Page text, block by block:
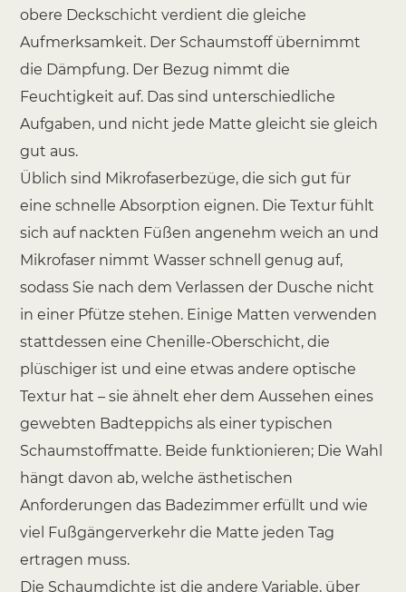
obere Deckschicht verdient die gleiche
Aufmerksamkeit. Der Schaumstoff übernimmt
die Dämpfung. Der Bezug nimmt die
Feuchtigkeit auf. Das sind unterschiedliche
Aufgaben, und nicht jede Matte gleicht sie gleich
gut aus.
Üblich sind Mikrofaserbezüge, die sich gut für
eine schnelle Absorption eignen. Die Textur fühlt
sich auf nackten Füßen angenehm weich an und
Mikrofaser nimmt Wasser schnell genug auf,
sodass Sie nach dem Verlassen der Dusche nicht
in einer Pfütze stehen. Einige Matten verwenden
stattdessen eine Chenille-Oberschicht, die
plüschiger ist und eine etwas andere optische
Textur hat – sie ähnelt eher dem Aussehen eines
gewebten Badteppichs als einer typischen
Schaumstoffmatte. Beide funktionieren; Die Wahl
hängt davon ab, welche ästhetischen
Anforderungen das Badezimmer erfüllt und wie
viel Fußgängerverkehr die Matte jeden Tag
ertragen muss.
Die Schaumdichte ist die andere Variable, über